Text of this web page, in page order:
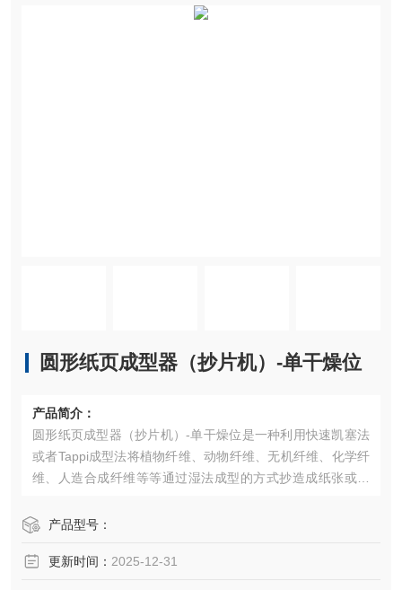
圆形纸页成型器（抄片机）-单干燥位
产品简介：
圆形纸页成型器（抄片机）-单干燥位是一种利用快速凯塞法
或者Tappi成型法将植物纤维、动物纤维、无机纤维、化学纤
维、人造合成纤维等等通过湿法成型的方式抄造成纸张或者
温干燥等干燥方式进行快速干燥。
产品型号：
更新时间： 2025-12-31